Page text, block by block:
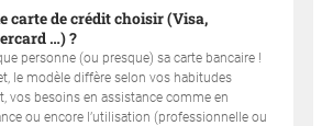
carte de crédit choisir (Visa,
…) ?
personne (ou presque) sa carte bancaire !
le modèle diffère selon vos habitudes
vos besoins en assistance comme en
ou encore l’utilisation (professionnelle ou